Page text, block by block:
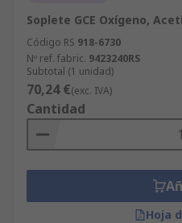
Soplete GCE Oxígeno,
Código RS 918-6730
Nº ref. fabric. 9423240RS
Subtotal (1 unidad)
70,24 €(exc. IVA)
Cantidad
Hoja